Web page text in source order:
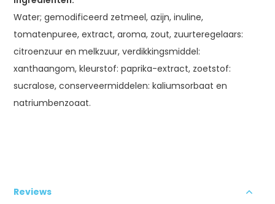
Water; gemodificeerd zetmeel, azijn, inuline,
tomatenpuree, extract, aroma, zout, zuurteregelaars:
citroenzuur en melkzuur, verdikkingsmiddel:
xanthaangom, kleurstof: paprika-extract, zoetstof:
sucralose, conserveermiddelen: kaliumsorbaat en
natriumbenzoaat.
Reviews